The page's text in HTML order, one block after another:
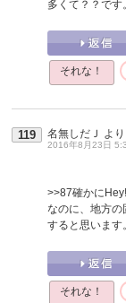
多くて？？です。
それな！
119 名無しだＪ より
2016年8月23日
>>87確かに
なのに、地方の
すると思います。
それな！